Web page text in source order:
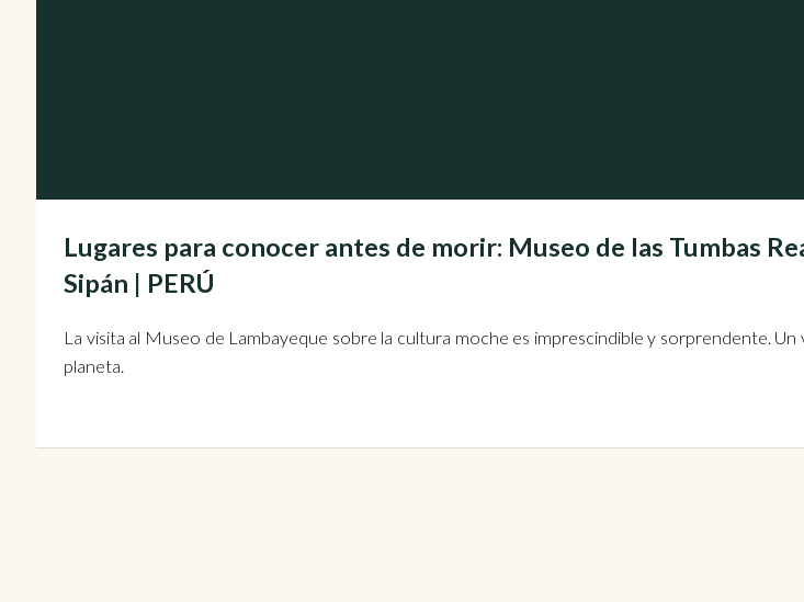
Lugares para conocer antes de morir: Museo de las Tumbas
Sipán | PERÚ
La visita al Museo de Lambayeque sobre la cultura moche es imprescindible y sorprendente. Un
planeta.